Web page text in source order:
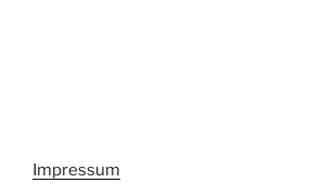
Impressum